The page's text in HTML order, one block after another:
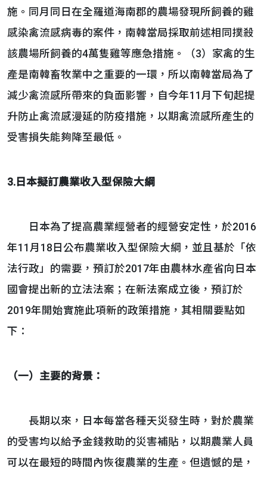
施。同月同日在全羅道海南郡的農場發現所飼養的雞
感染禽流感病毒的案件，南韓當局採取前述相同撲殺
該農場所飼養的4萬隻雞等應急措施。（3）家禽的生
產是南韓畜牧業中之重要的一環，所以南韓當局為了
減少禽流感所帶來的負面影響，自今年11月下旬起提
升防止禽流感漫延的防疫措施，以期禽流感所產生的
受害損失能夠降至最低。
3.日本擬訂農業收入型保險大綱
日本為了提高農業經營者的經營安定性，於2016
年11月18日公布農業收入型保險大綱，並且基於「依
法行政」的需要，預訂於2017年由農林水產省向日本
國會提出新的立法法案；在新法案成立後，預訂於
2019年開始實施此項新的政策措施，其相關要點如
下：
（一）主要的背景：
長期以來，日本每當各種天災發生時，對於農業
的受害均以給予金錢救助的災害補貼，以期農業人員
可以在最短的時間內恢復農業的生產。但遺憾的是，